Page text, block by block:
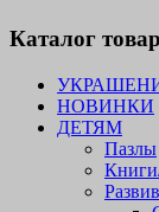
Каталог
НОВИНКИ
ДЕТЯМ
Пазлы